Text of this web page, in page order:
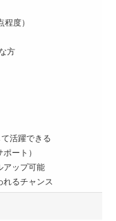
度）
方
活躍できる
ート）
アップ可能
るチャンス